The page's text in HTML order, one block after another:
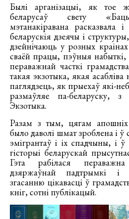
Былі арганізацыі, як тое
беларусаў свету
мэтанакіравана расказвала
беларускія дзеячы і
дзейнічаюць у розных
сваёй працы, пэўныя
пераважнай часткі
такая экзотыка, якая
паглядзець, як прыехаў які-
размаўляе па-беларуску, з
Экзотыка.
Разам з тым, цягам апошніх
было даволі шмат зроблена і ў
эмігрантаў і іх спадчыны, і ў
гісторыі беларускай
Гэта рабілася
дзяржаўнай падтрымкі і
згасанню цікавасці ў
кніг, сотні публікацый.